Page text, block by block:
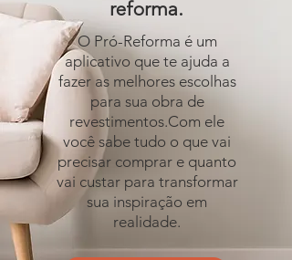
reforma.
O Pró-Reforma é um
aplicativo que te ajuda a
fazer as melhores escolhas
para sua obra de
revestimentos.Com ele
você sabe tudo o que vai
precisar comprar e quanto
vai custar para transformar
sua inspiração em
realidade.